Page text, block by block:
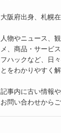
大阪府出身、札幌在
人物やニュース、
メ、商品・サービ
フハックなど、日
とをわかりやすく
記事内に古い情報
お問い合わせから